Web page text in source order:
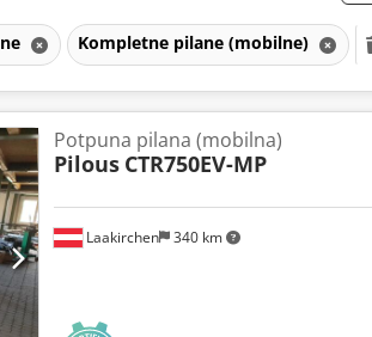
Kompletne pilane (mobilne)
Laakirchen 340 km
Potpuna pilana (mobilna)
Pilous CTR750EV-MP